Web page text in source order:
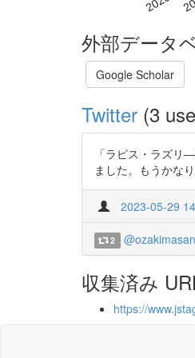
外部データ
Google Scholar
Twitter (3
「ラピス・ラズリ
ました。もうかな
2023-05-29
2
収集済み
https://